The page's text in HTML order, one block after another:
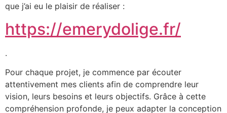
que j’ai eu le plaisir de réaliser :
https://emerydolige.fr/
.
Pour chaque projet, je commence par écouter
attentivement mes clients afin de comprendre leur
vision, leurs besoins et leurs objectifs. Grâce à cette
compréhension profonde, je peux adapter la conception